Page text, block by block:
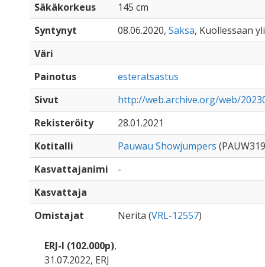
Säkäkorkeus
145 cm
Syntynyt
08.06.2020, Saksa, Kuollessaan
Väri
Painotus
esteratsastus
Sivut
http://web.archive.org/web/
Rekisteröity
28.01.2021
Kotitalli
Pauwau Showjumpers
Kasvattajanimi
-
Kasvattaja
Omistajat
Nerita (VRL-12557)
ERJ-I (102.000p),
31.07.2022, ERJ